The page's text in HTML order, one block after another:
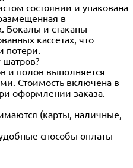
состоянии и упакована
в
Бокалы и стаканы
кассетах, что
потери.
шатров?
и полов выполняется
Стоимость включена в
оформлении заказа.
(карты, наличные,
способы оплаты